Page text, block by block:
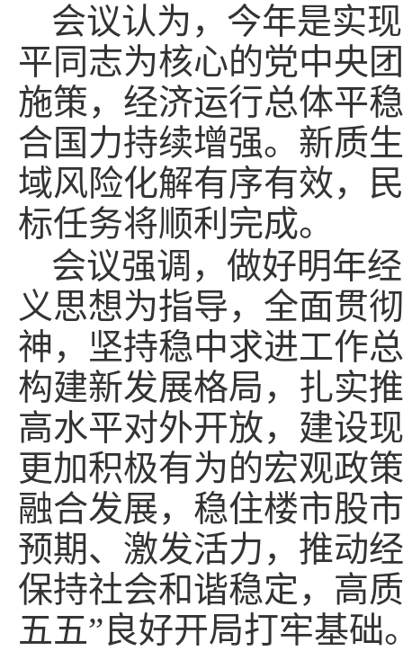
会议认为，今年是实
平同志为核心的党中央
施策，经济运行总体平
合国力持续增强。新质
域风险化解有序有效，
标任务将顺利完成。
会议强调，做好明年
义思想为指导，全面贯
神，坚持稳中求进工作
构建新发展格局，扎实
高水平对外开放，建设
更加积极有为的宏观政
融合发展，稳住楼市股
预期、激发活力，推动
保持社会和谐稳定，高
五五”良好开局打牢基础